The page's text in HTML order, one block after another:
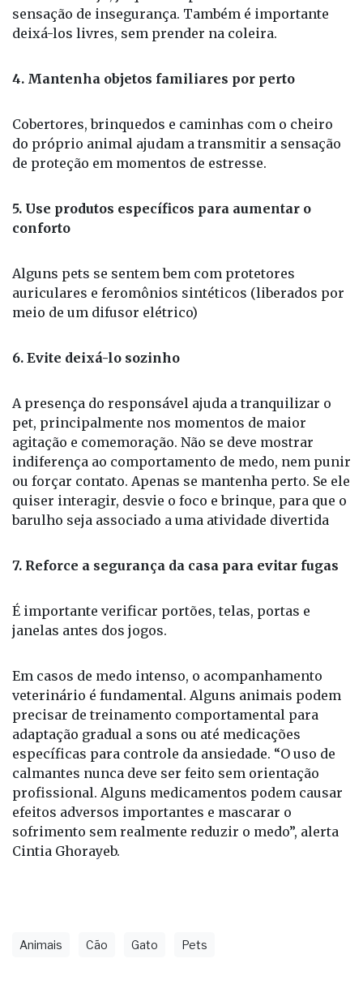
sensação de insegurança. Também é importante
deixá-los livres, sem prender na coleira.
4. Mantenha objetos familiares por perto
Cobertores, brinquedos e caminhas com o cheiro
do próprio animal ajudam a transmitir a sensação
de proteção em momentos de estresse.
5. Use produtos específicos para aumentar o
conforto
Alguns pets se sentem bem com protetores
auriculares e feromônios sintéticos (liberados por
meio de um difusor elétrico)
6. Evite deixá-lo sozinho
A presença do responsável ajuda a tranquilizar o
pet, principalmente nos momentos de maior
agitação e comemoração. Não se deve mostrar
indiferença ao comportamento de medo, nem punir
ou forçar contato. Apenas se mantenha perto. Se ele
quiser interagir, desvie o foco e brinque, para que o
barulho seja associado a uma atividade divertida
7. Reforce a segurança da casa para evitar fugas
É importante verificar portões, telas, portas e
janelas antes dos jogos.
Em casos de medo intenso, o acompanhamento
veterinário é fundamental. Alguns animais podem
precisar de treinamento comportamental para
adaptação gradual a sons ou até medicações
específicas para controle da ansiedade. “O uso de
calmantes nunca deve ser feito sem orientação
profissional. Alguns medicamentos podem causar
efeitos adversos importantes e mascarar o
sofrimento sem realmente reduzir o medo”, alerta
Cintia Ghorayeb.
Animais Cão Gato Pets